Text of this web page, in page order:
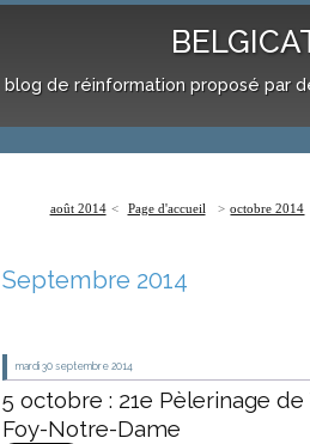
blog de réinformation proposé par
août 2014 Page d'accueil octobre 2014
Septembre 2014
mardi 30 septembre 2014
5 octobre : 21e Pèlerinage
Foy-Notre-Dame